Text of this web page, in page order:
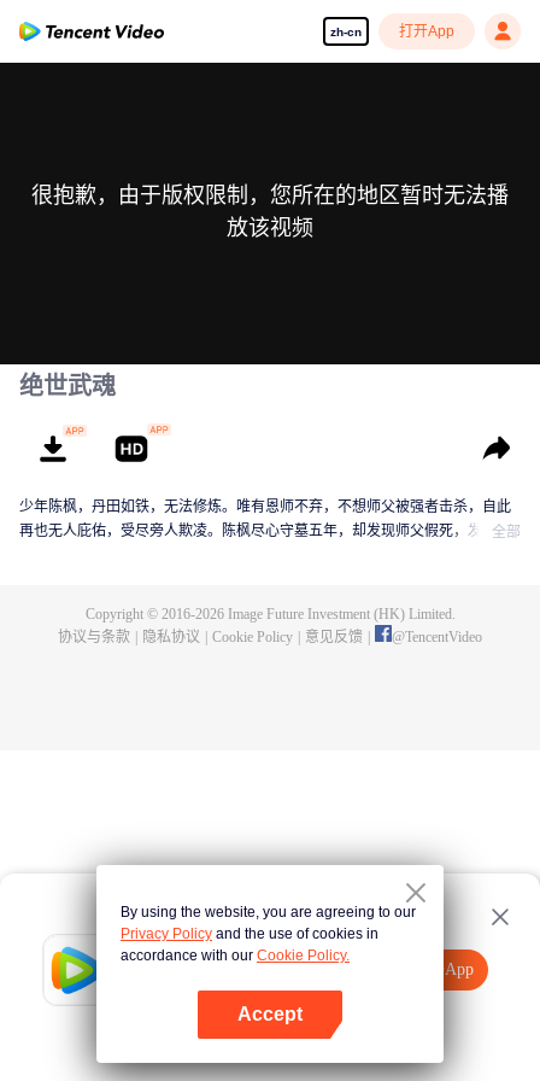
zh-cn 打开App
Tencent Video
打开App
点击此处
很抱歉，由于版权限制，您所在的地区暂时无法播
放该视频
绝世武魂
少年陈枫，丹田如铁，无法修炼。唯有恩师不弃，不想师父被强者击杀，自此
再也无人庇佑，受尽旁人欺凌。陈枫尽心守墓五年，却发现师父假死，发现师
全部
Copyright © 2016-2026Image Future Investment (HK) Limited.
协议与条款
隐私协议 Cookie Policy 意见反馈 @TencentVideo
By using the website, you are agreeing to our
Privacy Policy and the use of cookies in
accordance with our Cookie Policy.
Accept